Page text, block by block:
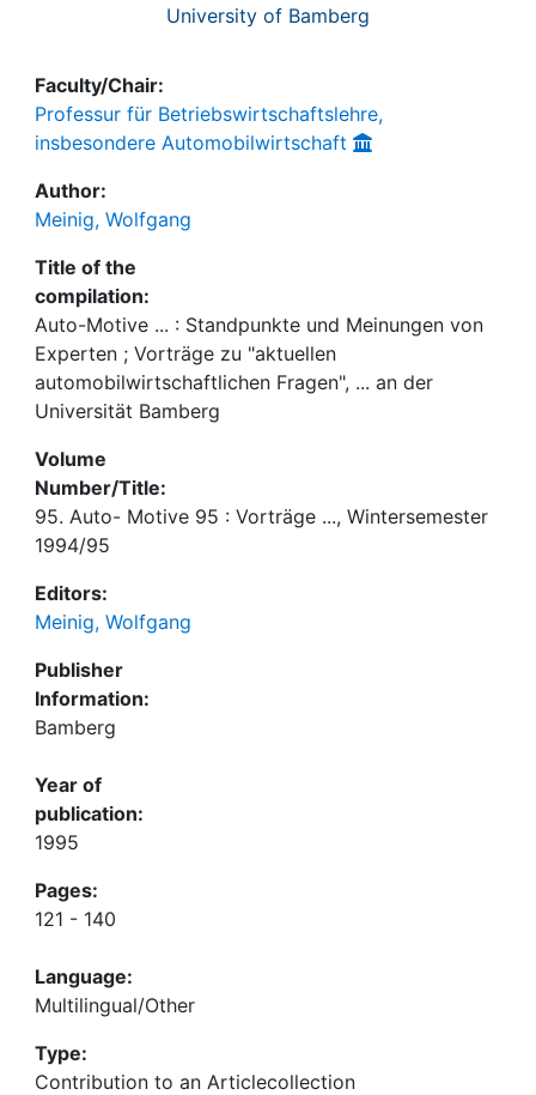
University of Bamberg
Faculty/Chair:
Professur für Betriebswirtschaftslehre,
insbesondere Automobilwirtschaft
Author:
Meinig, Wolfgang
Title of the
compilation:
Auto-Motive ... : Standpunkte und Meinungen von
Experten ; Vorträge zu "aktuellen
automobilwirtschaftlichen Fragen", ... an der
Universität Bamberg
Volume
Number/Title:
95. Auto- Motive 95 : Vorträge ..., Wintersemester
1994/95
Editors:
Meinig, Wolfgang
Publisher
Information:
Bamberg
Year of
publication:
1995
Pages:
121 - 140
Language:
Multilingual/Other
Type:
Contribution to an Articlecollection